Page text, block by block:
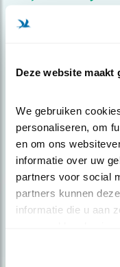
Deze website maakt
We gebruiken
personaliseren, om
en om ons
informatie over uw
partners voor social
partners kunnen
informatie die u aan
Meld je aan en
over vogels en